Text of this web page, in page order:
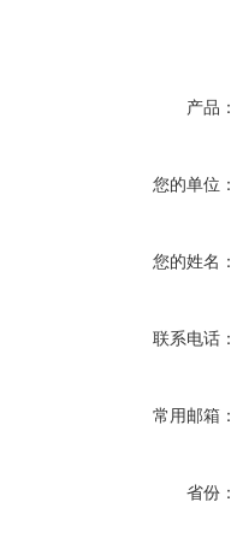
产品：
您的单位：
您的姓名：
联系电话：
常用邮箱：
省份：